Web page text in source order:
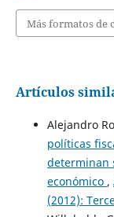
Más formatos de
Artículos
Alejandro
políticas
determinan
económico ,
(2012):